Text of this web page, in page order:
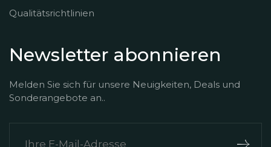
Qualitätsrichtlinien
Newsletter abonnieren
Melden Sie sich für unsere Neuigkeiten, Deals und
Sonderangebote an..